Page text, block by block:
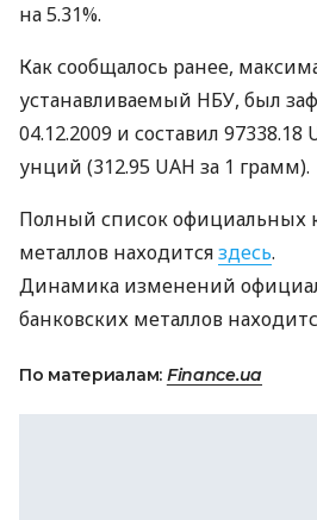
на 5.31%.
Как сообщалось ранее,
устанавливаемый НБУ, был
04.12.2009 и составил 97338.18
унций (312.95 UAH за 1 грамм).
Полный список официальных
металлов находитсяздесь.
Динамика изменений
банковских металлов
По материалам: Finance.ua